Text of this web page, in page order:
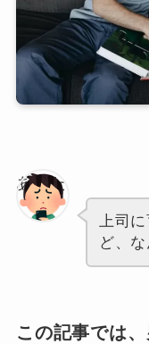
あなた
上司
ど、
この記事では